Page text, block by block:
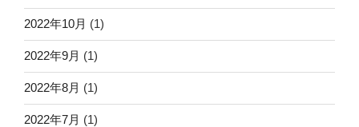
2022年10月 (1)
2022年9月 (1)
2022年8月 (1)
2022年7月 (1)